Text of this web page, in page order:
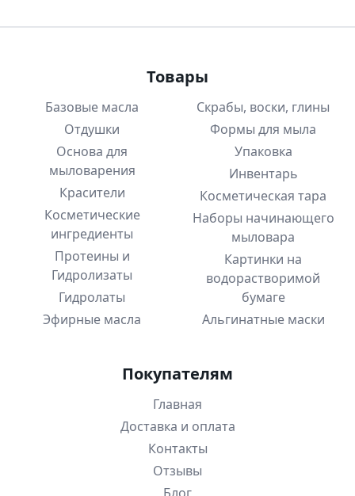
Товары
Базовые масла
Отдушки
Основа для
мыловарения
Красители
Косметические
ингредиенты
Протеины и
Гидролизаты
Гидролаты
Эфирные масла
Скрабы, воски, глины
Формы для мыла
Упаковка
Инвентарь
Косметическая тара
Наборы начинающего
мыловара
Картинки на
водорастворимой
бумаге
Альгинатные маски
Покупателям
Главная
Доставка и оплата
Контакты
Отзывы